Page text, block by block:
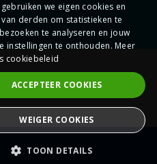
we eigen cookies en
derden om statistieken te
te analyseren en jouw
instellingen te onthouden. Meer
cookiebeleid
ACCEPTEER COOKIES
WEIGER COOKIES
TOON DETAILS